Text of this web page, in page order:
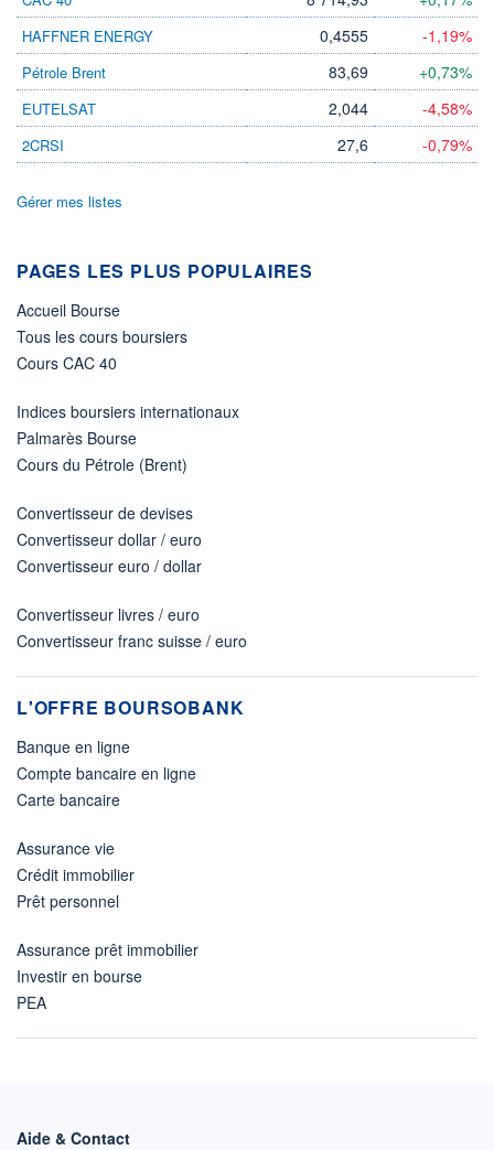
ÉLIGIBILITÉ
Non éligible
Boursobank
+ LISTE
HAFFNER ENERGY 0,4555 -1,19%
Pétrole Brent 83,69 +0,73%
EUTELSAT 2,044 -4,58%
2CRSI 27,6 -0,79%
Gérer mes listes
PAGES LES PLUS POPULAIRES
Accueil Bourse
Tous les cours boursiers
Cours CAC 40
Indices boursiers internationaux
Palmarès Bourse
Cours du Pétrole (Brent)
Convertisseur de devises
Convertisseur dollar / euro
Convertisseur euro / dollar
Convertisseur livres / euro
Convertisseur franc suisse / euro
L'OFFRE BOURSOBANK
Banque en ligne
Compte bancaire en ligne
Carte bancaire
Assurance vie
Crédit immobilier
Prêt personnel
Assurance prêt immobilier
Investir en bourse
PEA
Aide & Contact